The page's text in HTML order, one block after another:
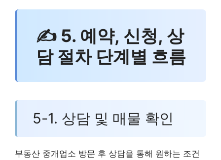
✍ 5. 예약, 신청, 상
담 절차 단계별 흐름
5-1. 상담 및 매물 확인
부동산 중개업소 방문 후 상담을 통해 원하는 조건